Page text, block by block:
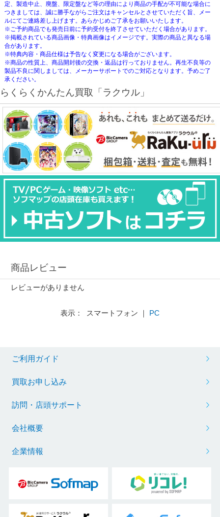
定、製造中止、廃盤、限定盤など等の理由により商品の手配が不可能な場合に
つきましては、誠に勝手ながらご注文はキャンセルとさせていただく旨、メー
ルにてご連絡差し上げます。あらかじめご了承をお願いいたします。
※ご予約商品でも発売日前に予約受付を終了させていただく場合があります。
※掲載されている商品画像・特典画像はイメージです。実際の商品と異なる場
合があります。
※特典内容・商品仕様は予告なく変更になる場合がございます。
※商品の性質上、商品開封後の交換・返品は行っておりません。再生不良等の
製品不良に関しましては、メーカーサポートでのご対応となります。予めご了
承ください。
らくらくかんたん買取「ラクウル」
商品レビュー
レビューがありません
表示： スマートフォン ｜ PC
ご利用ガイド
買取お申し込み
訪問・店頭サポート
会社概要
企業情報